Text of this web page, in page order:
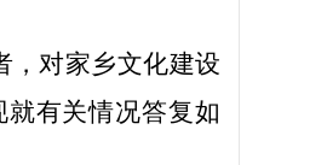
，对家乡文化建设
有关情况答复如